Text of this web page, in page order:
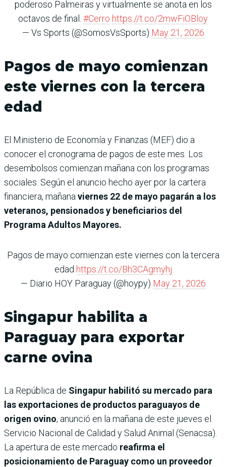
poderoso Palmeiras y virtualmente se anota en los
octavos de final. #Cerro https://t.co/2mwFiOBloy
— Vs Sports (@SomosVsSports) May 21, 2026
Pagos de mayo comienzan
este viernes con la tercera
edad
El Ministerio de Economía y Finanzas (MEF) dio a
conocer el cronograma de pagos de este mes. Los
desembolsos comienzan mañana con los programas
sociales. Según el anuncio hecho ayer por la cartera
financiera, mañana viernes 22 de mayo pagarán a los
veteranos, pensionados y beneficiarios del
Programa Adultos Mayores.
Pagos de mayo comienzan este viernes con la tercera
edad https://t.co/Bh3CAgmyhj
— Diario HOY Paraguay (@hoypy) May 21, 2026
Singapur habilita a
Paraguay para exportar
carne ovina
La República de Singapur habilitó su mercado para
las exportaciones de productos paraguayos de
origen ovino, anunció en la mañana de este jueves el
Servicio Nacional de Calidad y Salud Animal (Senacsa).
La apertura de este mercado reafirma el
posicionamiento de Paraguay como un proveedor